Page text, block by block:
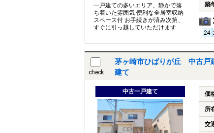
一戸建ての多いエリア、静かで落
ち着いた雰囲気 便利な全居室収納
スペース付 お手続きが済み次第、
すぐに引っ越していただけます
築
check
茅ヶ崎市ひばりが丘 中古戸
建て
中古一戸建て 価
所
交